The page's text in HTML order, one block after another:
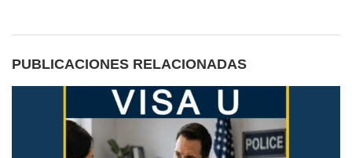
PUBLICACIONES RELACIONADAS